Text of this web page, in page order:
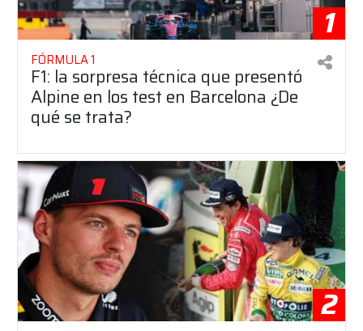
1
FÓRMULA 1
F1: la sorpresa técnica que presentó
Alpine en los test en Barcelona ¿De
qué se trata?
2